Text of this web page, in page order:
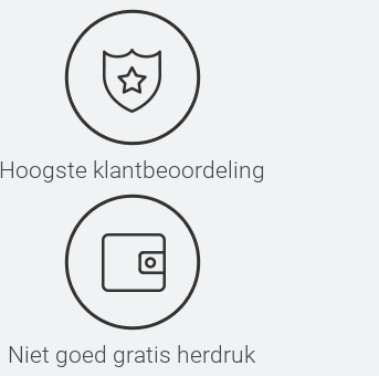
Hoogste klantbeoordeling
Niet goed gratis herdruk